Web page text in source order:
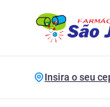
Insira o seu